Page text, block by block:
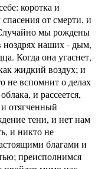
коротка и
от смерти, и
мы рождены
ноздрях наших - дым,
Когда она угаснет,
жидкий воздух; и
не вспомнит о делах
и рассеется,
отягченный
тени, и нет нам
и никто не
благами и
преисполнимся